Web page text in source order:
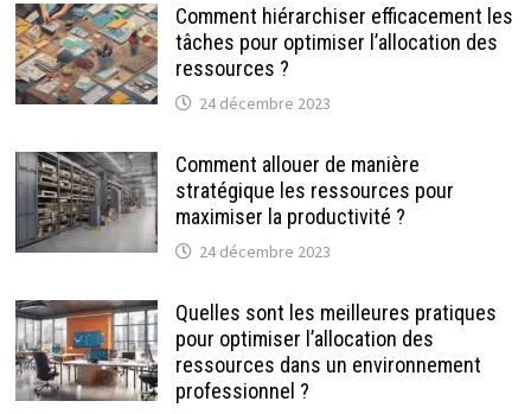
Comment hiérarchiser efficacement les
tâches pour optimiser l’allocation des
ressources ?
24 décembre 2023
Comment allouer de manière
stratégique les ressources pour
maximiser la productivité ?
24 décembre 2023
Quelles sont les meilleures pratiques
pour optimiser l’allocation des
ressources dans un environnement
professionnel ?